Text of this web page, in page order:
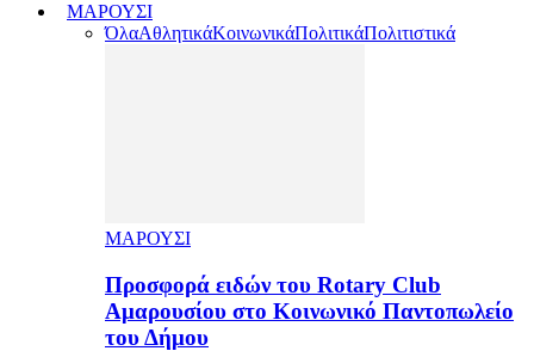
ΜΑΡΟΥΣΙ
ΌλαΑθλητικάΚοινωνικάΠολιτικάΠολιτιστικά
ΜΑΡΟΥΣΙ
Προσφορά ειδών του Rotary Club
Αμαρουσίου στο Κοινωνικό Παντοπωλείο
του Δήμου